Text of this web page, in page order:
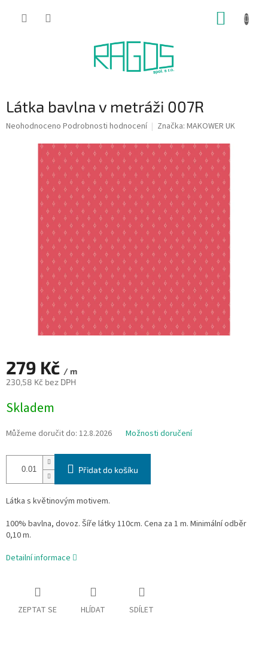
Látka bavlna v metráži 007R
Průměrné
hvězdiček.
Neohodnoceno Podrobnosti hodnocení Značka: MAKOWER UK
279 Kč / m
230,58 Kč bez DPH
cena:
Skladem
Můžeme doručit do: 12.8.2026 Možnosti doručení
Přidat do košíku
Látka s květinovým motivem.
100% bavlna, dovoz. Šíře látky 110cm. Cena za 1 m. Minimální odběr
0,10 m.
Detailní informace
ZEPTAT SE HLÍDAT SDÍLET